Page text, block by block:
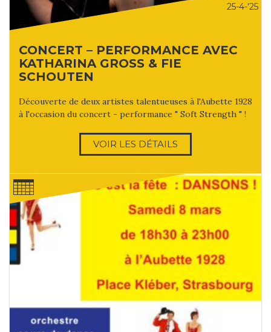
25-4-'25
CONCERT – PERFORMANCE AVEC
KATHARINA GROSS & FIE
SCHOUTEN
Découverte de deux artistes talentueuses à l'Aubette 1928
à l'occasion du concert - performance " Soft Strength " !
VOIR LES DÉTAILS